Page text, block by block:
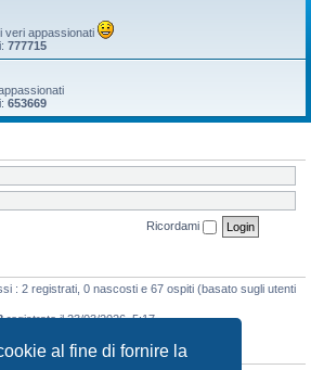
al fine di fornire la
veri appassionati
777715
653669
Ricordami
: 2 registrati, 0 nascosti e 67 ospiti (basato sugli utenti
registrato il 23/03/2026, 5:17